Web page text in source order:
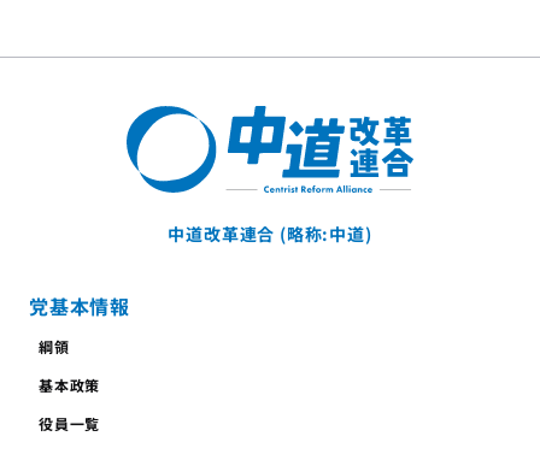
中道改革連合 (略称:中道)
党基本情報
綱領
基本政策
役員一覧